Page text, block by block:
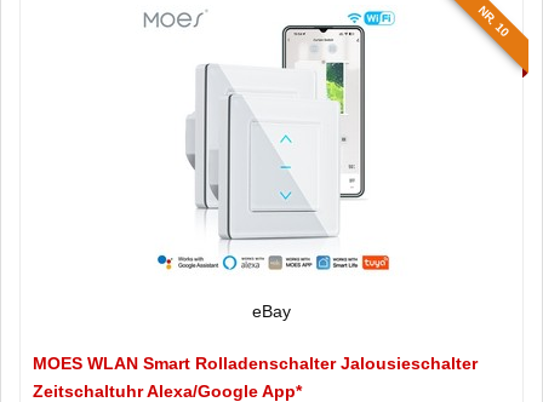
NR. 10
eBay
MOES WLAN Smart Rolladenschalter Jalousieschalter
Zeitschaltuhr Alexa/Google App*